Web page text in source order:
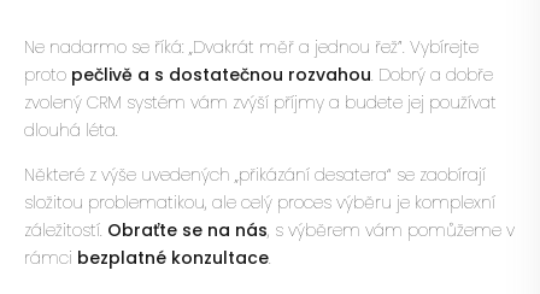
Ne nadarmo se říká: „Dvakrát měř a jednou řež”. Vybírejte
proto pečlivě a s dostatečnou rozvahou. Dobrý a dobře
zvolený CRM systém vám zvýší příjmy a budete jej používat
dlouhá léta.
Některé z výše uvedených „přikázání desatera“ se zaobírají
složitou problematikou, ale celý proces výběru je komplexní
záležitostí. Obraťte se na nás, s výběrem vám pomůžeme v
rámci bezplatné konzultace.